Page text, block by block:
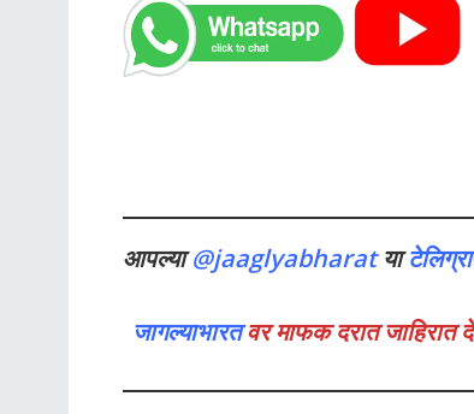
आपल्या@jaaglyabharatया
जागल्याभारतवर माफक दरात जाहिरात